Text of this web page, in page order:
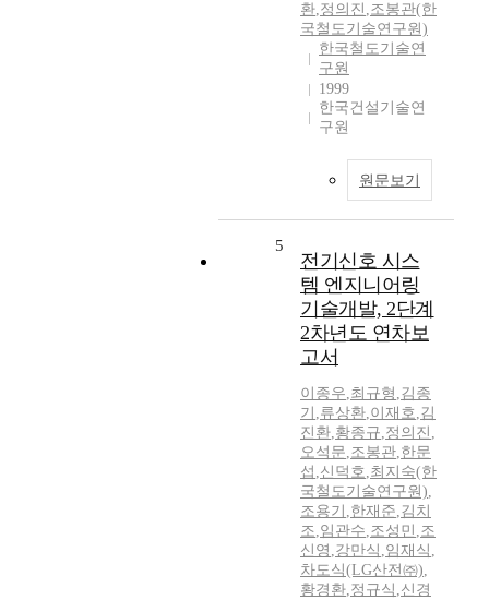
환,정의진 ,조봉관(한
국철도기술연구원)
한국철도기술연
구원
1999
한국건설기술연
구원
원문보기
5
전기신호 시스
템 엔지니어링
기술개발, 2단계
2차년도 연차보
고서
이종우,최규형 ,김종
기 ,류상환,이재호,김
진환,황종규,정의진 ,
오석문,조봉관,한문
섭 ,신덕호,최지숙(한
국철도기술연구원),
조용기 ,한재준,김치
조,임관수,조성민 ,조
신영 ,강만식 ,임재식 ,
차도식(LG산전㈜),
황경환,정규식 ,신경